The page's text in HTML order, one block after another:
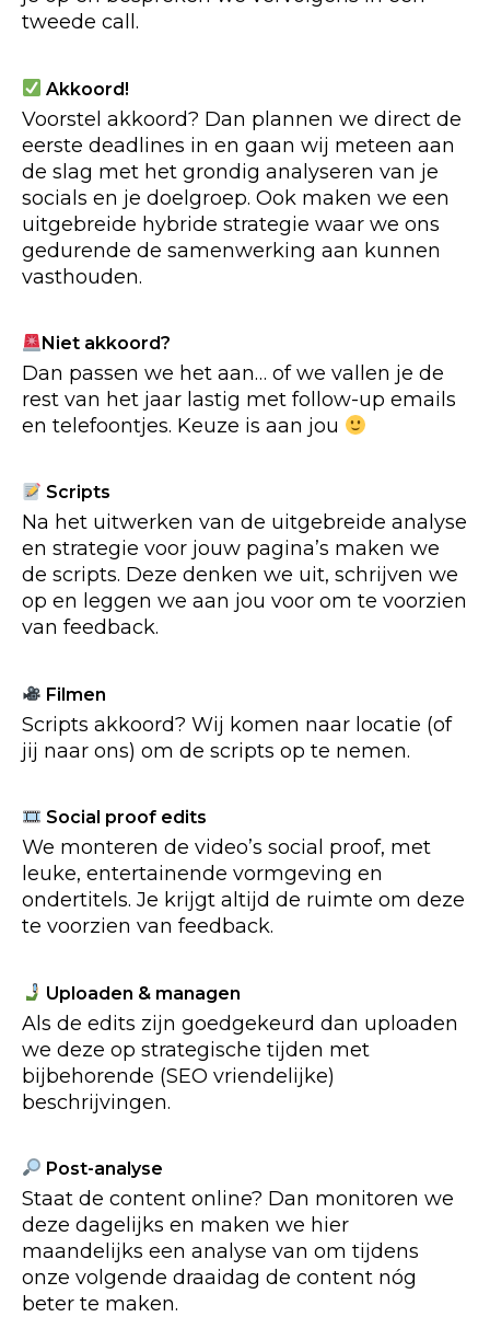
tweede call.
Akkoord!
Voorstel akkoord? Dan plannen we direct de
eerste deadlines in en gaan wij meteen aan
de slag met het grondig analyseren van je
socials en je doelgroep. Ook maken we een
uitgebreide hybride strategie waar we ons
gedurende de samenwerking aan kunnen
vasthouden.
Niet akkoord?
Dan passen we het aan… of we vallen je de
rest van het jaar lastig met follow-up emails
en telefoontjes. Keuze is aan jou
Scripts
Na het uitwerken van de uitgebreide analyse
en strategie voor jouw pagina’s maken we
de scripts. Deze denken we uit, schrijven we
op en leggen we aan jou voor om te voorzien
van feedback.
Filmen
Scripts akkoord? Wij komen naar locatie (of
jij naar ons) om de scripts op te nemen.
Social proof edits
We monteren de video’s social proof, met
leuke, entertainende vormgeving en
ondertitels. Je krijgt altijd de ruimte om deze
te voorzien van feedback.
Uploaden & managen
Als de edits zijn goedgekeurd dan uploaden
we deze op strategische tijden met
bijbehorende (SEO vriendelijke)
beschrijvingen.
Post-analyse
Staat de content online? Dan monitoren we
deze dagelijks en maken we hier
maandelijks een analyse van om tijdens
onze volgende draaidag de content nóg
beter te maken.